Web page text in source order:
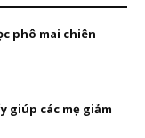
phô mai chiên
giúp các mẹ giảm